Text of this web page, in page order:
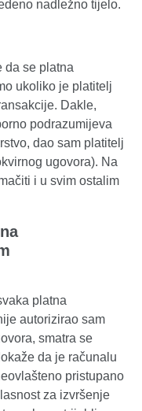
nadležno tijelo.
da se platna
ukoliko je platitelj
Dakle,
podrazumijeva
dao sam platitelj
ugovora). Na
i u svim ostalim
platna
autorizirao sam
smatra se
da je računalu
pristupano
za izvršenje